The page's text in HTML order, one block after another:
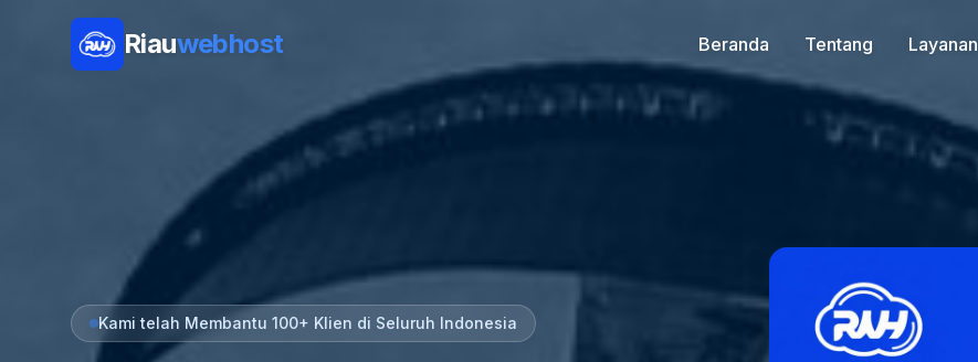
Riauwebhost Beranda Tentang Layanan
Kami telah Membantu 100+ Klien di Seluruh Indonesia